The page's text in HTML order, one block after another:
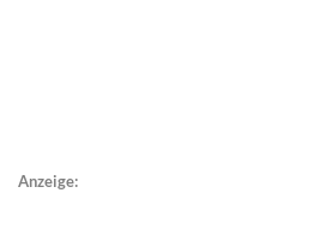
Anzeige: